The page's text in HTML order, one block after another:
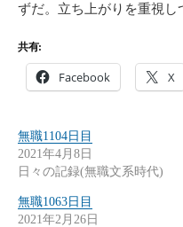
ずだ。立ち上がりを重視し
共有:
Facebook X
無職1104日目
2021年4月8日
日々の記録(無職文系時代)
無職1063日目
2021年2月26日